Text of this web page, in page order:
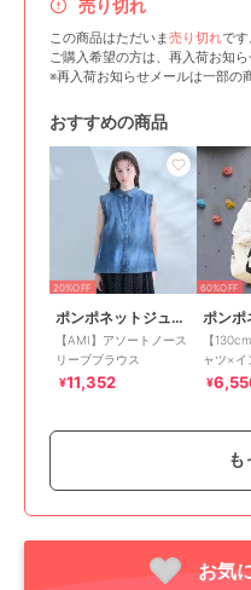
売り切れ
この商品はただいま売り切れです
ご購入希望の方は、再入荷お知ら
※再入荷お知らせメールは一部の
おすすめの商品
20%OFF
ポンポネットジュニア
【AMI】アソートノース
リーブブラウス
¥11,352
60%OFF
【
ャツ×イ
セット
¥
SALE
も
お気